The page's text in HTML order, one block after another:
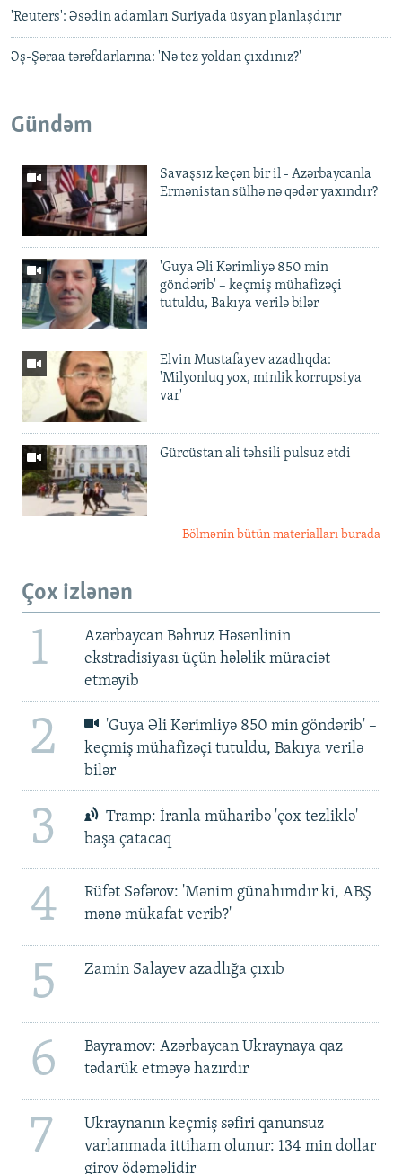
'Reuters': Əsədin adamları Suriyada üsyan planlaşdırır
Əş-Şəraa tərəfdarlarına: 'Nə tez yoldan çıxdınız?'
Gündəm
Savaşsız keçən bir il - Azərbaycanla
Ermənistan sülhə nə qədər yaxındır?
'Guya Əli Kərimliyə 850 min
göndərib' – keçmiş mühafizəçi
tutuldu, Bakıya verilə bilər
Elvin Mustafayev azadlıqda:
'Milyonluq yox, minlik korrupsiya
var'
Gürcüstan ali təhsili pulsuz etdi
Bölmənin bütün materialları burada
Çox izlənən
1
Azərbaycan Bəhruz Həsənlinin
ekstradisiyası üçün hələlik müraciət
etməyib
2
'Guya Əli Kərimliyə 850 min göndərib' –
keçmiş mühafizəçi tutuldu, Bakıya verilə
bilər
3
Tramp: İranla müharibə 'çox tezliklə'
başa çatacaq
4
Rüfət Səfərov: 'Mənim günahımdır ki, ABŞ
mənə mükafat verib?'
5 Zamin Salayev azadlığa çıxıb
6
Bayramov: Azərbaycan Ukraynaya qaz
tədarük etməyə hazırdır
7
Ukraynanın keçmiş səfiri qanunsuz
varlanmada ittiham olunur: 134 min dollar
girov ödəməlidir